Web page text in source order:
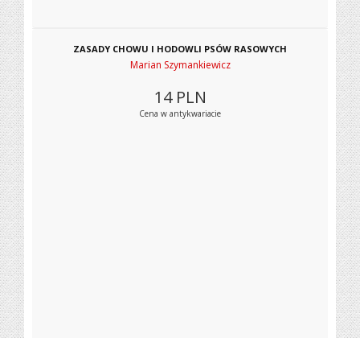
ZASADY CHOWU I HODOWLI PSÓW RASOWYCH
Marian Szymankiewicz
14 PLN
Cena w antykwariacie